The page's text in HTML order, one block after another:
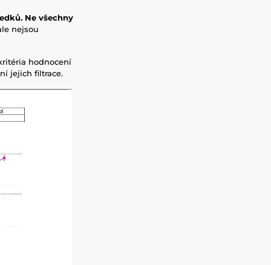
Ne všechny
nejsou
hodnocení
jejich filtrace.